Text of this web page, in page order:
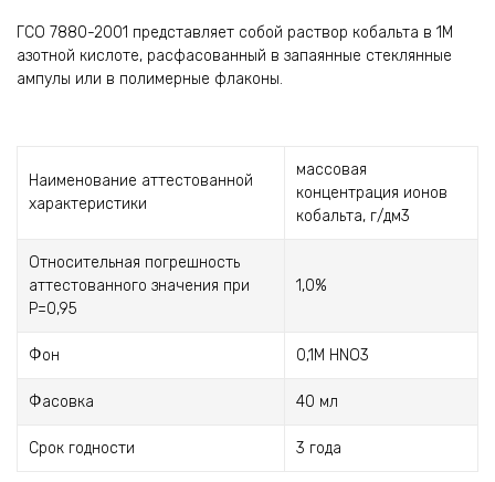
ГСО 7880-2001 представляет собой раствор кобальта в 1М
азотной кислоте, расфасованный в запаянные стеклянные
ампулы или в полимерные флаконы.
Наименование аттестованной
характеристики
массовая
концентрация ионов
кобальта, г/дм3
Относительная погрешность
аттестованного значения при
P=0,95
1,0%
Фон 0,1М HNO3
Фасовка 40 мл
Срок годности 3 года